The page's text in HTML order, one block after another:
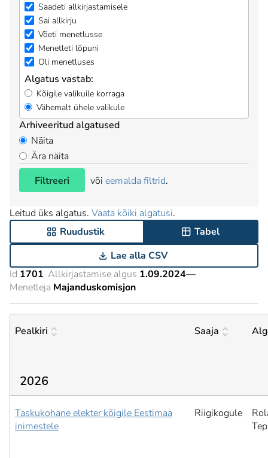
Saadeti allkirjastamisele
Sai allkirju
Võeti menetlusse
Menetleti lõpuni
Oli menetluses
Algatus vastab:
Kõigile valikuile korraga
Vähemalt ühele valikule
Arhiveeritud algatused
Näita
Ära näita
Filtreeri
või eemalda filtrid.
Leitud üks algatus. Vaata kõiki algatusi.
Ruudustik
Tabel
Lae alla CSV
Id 1701 Allkirjastamise algus 1.09.2024—
Menetleja Majanduskomisjon
Pealkiri Saaja
2026
Taskukohane elekter kõigile Eestimaa
inimestele
Riigikogule